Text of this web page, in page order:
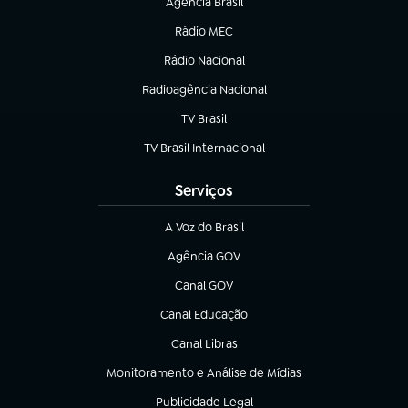
(abre em nova aba)
Rádio MEC
(abre em nova aba)
Rádio Nacional
Radioagência Nacional
(abre em nova aba)
TV Brasil
(abre em nova aba)
TV Brasil Internacional
(abre em nova aba)
Serviços
A Voz do Brasil
(abre em nova aba)
Agência GOV
(abre em nova aba)
Canal GOV
(abre em nova aba)
Canal Educação
(abre em nova aba)
Canal Libras
(abre em nova aba)
Monitoramento e Análise de Mídias
(abre em nova aba)
Publicidade Legal